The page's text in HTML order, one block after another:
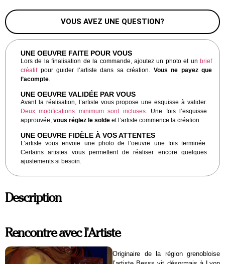
VOUS AVEZ UNE QUESTION?
UNE OEUVRE FAITE POUR VOUS
Lors de la finalisation de la commande, ajoutez un photo et un brief
créatifpour guider l’artiste dans sa création. Vous ne payez que
l’acompte
UNE OEUVRE VALIDÉE PAR VOUS
Avant la réalisation, l’artiste vous propose une esquisse à valider.
Deux modifications minimum sont incluses. Une fois l’esquisse
approuvée, vous réglez le solde et l’artiste commence la création.
UNE OEUVRE FIDÈLE À VOS ATTENTES
L’artiste vous envoie une photo de l’oeuvre une fois terminée.
Certains artistes vous permettent de réaliser encore quelques
ajustements si besoin.
Description
Rencontre avec l'Artiste
Originaire de la région grenobloise